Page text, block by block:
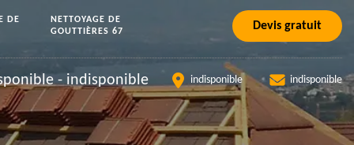
DE
NETTOYAGE DE
GOUTTIÈRES 67
Devis gratuit
- indisponible indisponible indisponible